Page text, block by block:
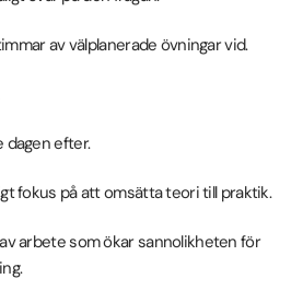
av välplanerade övningar vid.
efter.
fokus på att omsätta teori till praktik.
arbete som ökar sannolikheten för